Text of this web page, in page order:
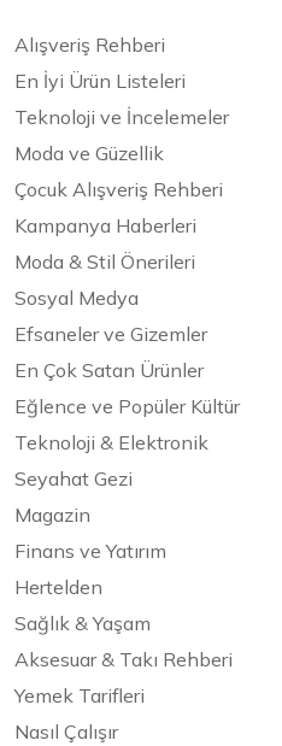
Alışveriş Rehberi
En İyi Ürün Listeleri
Teknoloji ve İncelemeler
Moda ve Güzellik
Çocuk Alışveriş Rehberi
Kampanya Haberleri
Moda & Stil Önerileri
Sosyal Medya
Efsaneler ve Gizemler
En Çok Satan Ürünler
Eğlence ve Popüler Kültür
Teknoloji & Elektronik
Seyahat Gezi
Magazin
Finans ve Yatırım
Hertelden
Sağlık & Yaşam
Aksesuar & Takı Rehberi
Yemek Tarifleri
Nasıl Çalışır